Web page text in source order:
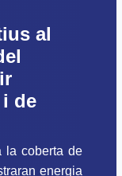
al
de
la coberta de
energia